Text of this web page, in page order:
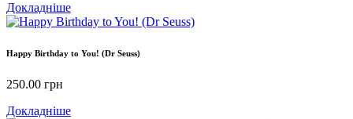
Докладніше
Happy Birthday to You! (Dr Seuss)
250.00 грн
Докладніше